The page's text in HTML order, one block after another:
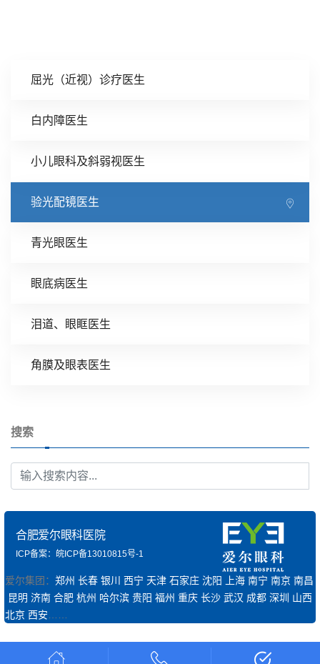
屈光（近视）诊疗医生
白内障医生
小儿眼科及斜弱视医生
验光配镜医生
青光眼医生
眼底病医生
泪道、眼眶医生
角膜及眼表医生
搜索
合肥爱尔眼科医院
ICP备案：皖ICP备13010815号-1
爱尔集团： 郑州 长春 银川 西宁 天津 石家庄 沈阳 上海 南宁 南京 南昌
昆明 济南 合肥 杭州 哈尔滨 贵阳 福州 重庆 长沙 武汉 成都 深圳 山西
北京 西安